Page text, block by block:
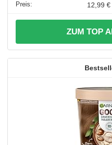
12,99 €
ZUM TOP